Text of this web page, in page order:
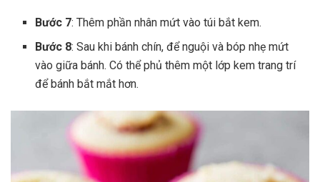
Bước 7: Thêm phần nhân mứt vào túi bắt kem.
Bước 8: Sau khi bánh chín, để nguội và bóp nhẹ mứt
vào giữa bánh. Có thể phủ thêm một lớp kem trang trí
để bánh bắt mắt hơn.